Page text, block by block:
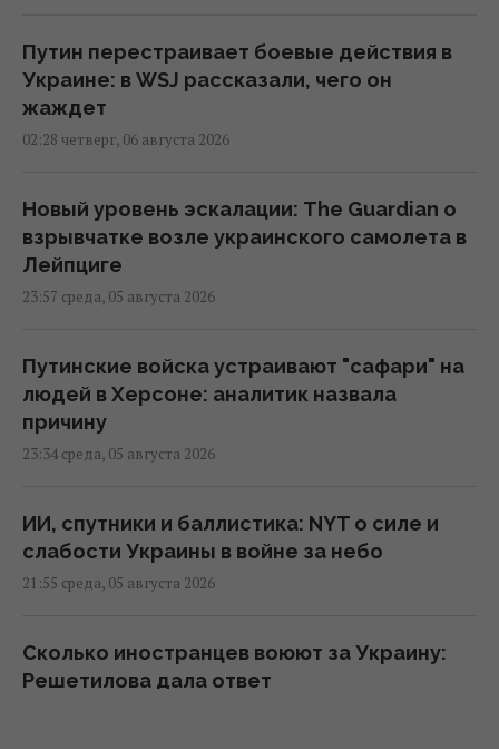
Путин перестраивает боевые действия в
Украине: в WSJ рассказали, чего он
жаждет
02:28 четверг, 06 августа 2026
Новый уровень эскалации: The Guardian о
взрывчатке возле украинского самолета в
Лейпциге
23:57 среда, 05 августа 2026
Путинские войска устраивают "сафари" на
людей в Херсоне: аналитик назвала
причину
23:34 среда, 05 августа 2026
ИИ, спутники и баллистика: NYT о силе и
слабости Украины в войне за небо
21:55 среда, 05 августа 2026
Сколько иностранцев воюют за Украину:
Решетилова дала ответ